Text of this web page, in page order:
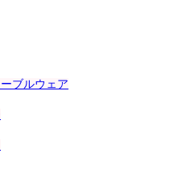
ブルウェア